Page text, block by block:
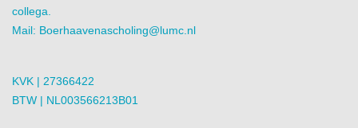
collega.
Mail: Boerhaavenascholing@lumc.nl
KVK | 27366422
BTW | NL003566213B01